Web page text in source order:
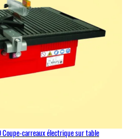
Coupe-carreaux électrique sur table